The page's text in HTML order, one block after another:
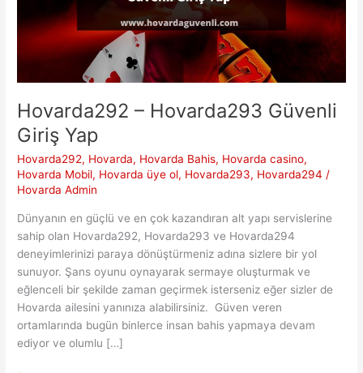
Hovarda292 – Hovarda293 Güvenli
Giriş Yap
Hovarda292, Hovarda, Hovarda Bahis, Hovarda casino,
Hovarda Mobil, Hovarda üye ol, Hovarda293, Hovarda294 /
Hovarda Admin
Dünyanın en güçlü ve en çok kazandıran alt yapı servislerine
sahip olan Hovarda292, Hovarda293 ve Hovarda294
deneyimlerinizi paraya dönüştürmeniz adına sizlere bir yol
sunuyor. Şans oyunu oynayarak sermaye oluşturmak ve
eğlenceli bir şekilde zaman geçirmek isterseniz eğer sizler de
Hovarda ailesini yanınıza alabilirsiniz. Güven veren
ortamlarında bugün binlerce insan bahis yapmaya devam
ediyor ve olumlu […]